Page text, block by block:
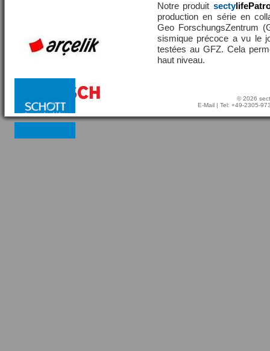
Notre produit secty
production en série en
Geo ForschungsZentrum
sismique précoce a vu le
testées au GFZ. Cela
haut niveau.
© 2026
E-Mail | Tel: +49-2305-